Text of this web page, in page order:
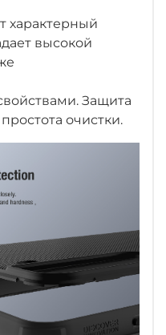
характерный
высокой
Защита
очистки.